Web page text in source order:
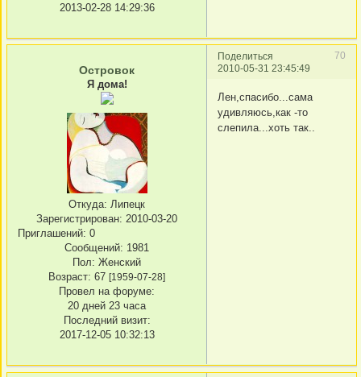
2013-02-28 14:29:36
Поделиться
70
2010-05-31 23:45:49
Островок
Я дома!
Откуда: Липецк
Зарегистрирован: 2010-03-20
Приглашений: 0
Сообщений: 1981
Пол: Женский
Возраст: 67 [1959-07-28]
Провел на форуме:
20 дней 23 часа
Последний визит:
2017-12-05 10:32:13
Лен,спасибо...сама
удивляюсь,как -то
слепила...хоть так..